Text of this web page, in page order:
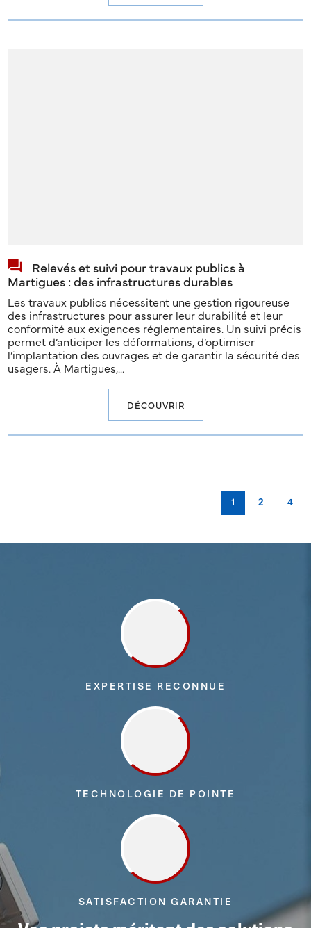
Relevés et suivi pour travaux publics à
Martigues : des infrastructures durables
Les travaux publics nécessitent une gestion rigoureuse
des infrastructures pour assurer leur durabilité et leur
conformité aux exigences réglementaires. Un suivi précis
permet d’anticiper les déformations, d’optimiser
l’implantation des ouvrages et de garantir la sécurité des
usagers. À Martigues,...
DÉCOUVRIR
1 2 4
EXPERTISE RECONNUE
TECHNOLOGIE DE POINTE
SATISFACTION GARANTIE